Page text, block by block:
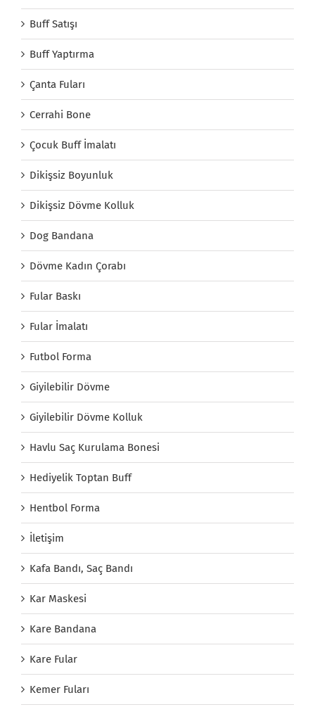
Buff Satışı
Buff Yaptırma
Çanta Fuları
Cerrahi Bone
Çocuk Buff İmalatı
Dikişsiz Boyunluk
Dikişsiz Dövme Kolluk
Dog Bandana
Dövme Kadın Çorabı
Fular Baskı
Fular İmalatı
Futbol Forma
Giyilebilir Dövme
Giyilebilir Dövme Kolluk
Havlu Saç Kurulama Bonesi
Hediyelik Toptan Buff
Hentbol Forma
İletişim
Kafa Bandı, Saç Bandı
Kar Maskesi
Kare Bandana
Kare Fular
Kemer Fuları